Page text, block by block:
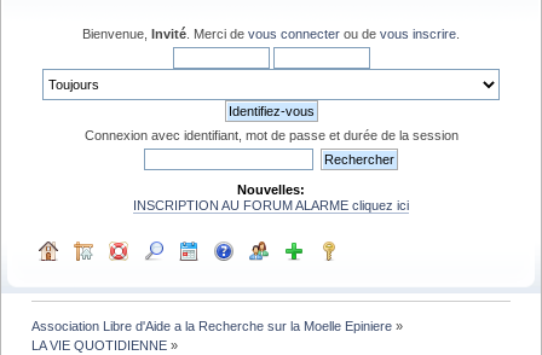
Bienvenue, Invité . Merci de vous connecter ou de vous inscrire
Connexion avec identifiant, mot de passe et durée de la session
Nouvelles:
INSCRIPTION AU FORUM ALARME cliquez ici
Association Libre d'Aide a la Recherche sur la Moelle Epiniere »
LA VIE QUOTIDIENNE »